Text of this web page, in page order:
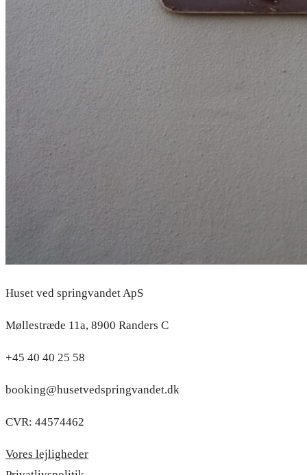
Huset ved springvandet ApS
Møllestræde 11a, 8900 Randers C
+45 40 40 25 58
booking@husetvedspringvandet.dk
CVR: 44574462
Vores lejligheder